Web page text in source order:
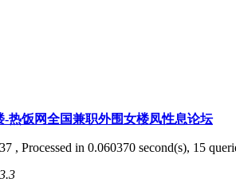
-热饭网全国兼职外围女楼凤性息论坛
, Processed in 0.060370 second(s), 15